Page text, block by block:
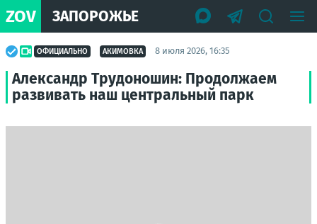
ZOV ЗАПОРОЖЬЕ
ОФИЦИАЛЬНО АКИМОВКА 8 июля 2026, 16:35
Александр Трудоношин: Продолжаем
развивать наш центральный парк